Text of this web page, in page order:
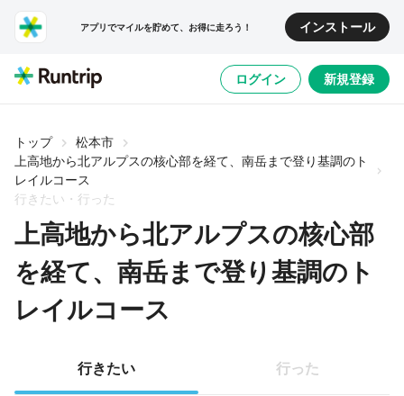
アプリでマイルを貯めて、お得に走ろう！ インストール
ログイン 新規登録
トップ
松本市
上高地から北アルプスの核心部を経て、南岳まで登り基調のト
レイルコース
行きたい・行った
上高地から北アルプスの核心部
を経て、南岳まで登り基調のト
レイルコース
行きたい 行った